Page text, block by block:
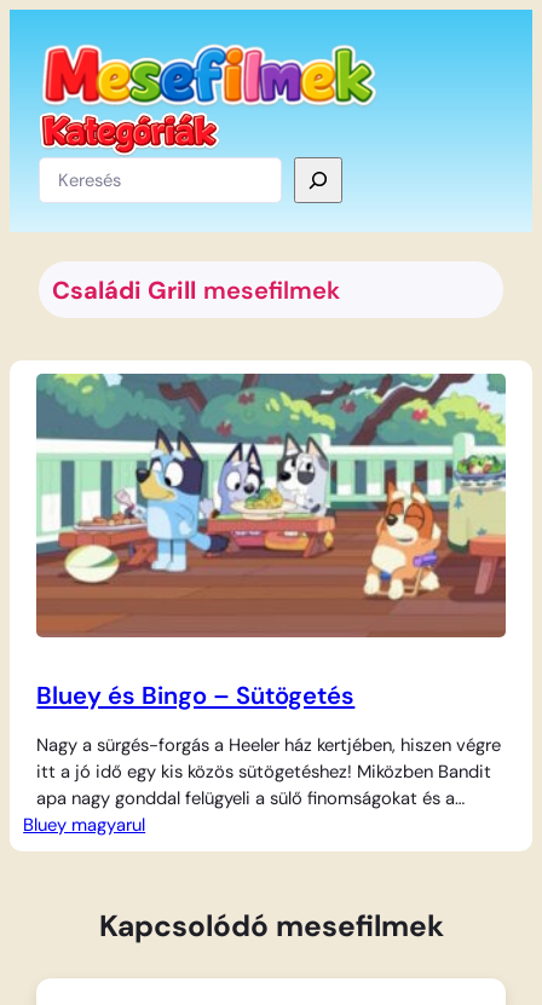
tartalomhoz
Keresés
Családi Grill mesefilmek
Bluey és Bingo – Sütögetés
Nagy a sürgés-forgás a Heeler ház kertjében, hiszen végre
itt a jó idő egy kis közös sütögetéshez! Miközben Bandit
apa nagy gonddal felügyeli a sülő finomságokat és a
kolbászokat a forró grillrácson, a kiskutyák sem maradnak
tétlenkedés nélkül. Bluey és Bingo elhatározzák, hogy
Bluey magyarul
Kapcsolódó mesefilmek